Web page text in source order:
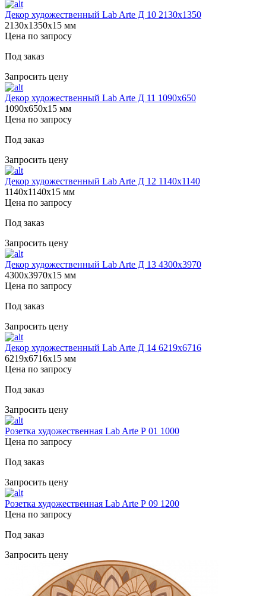
Декор художественный Lab Arte Д 10 2130х1350
2130х1350х15 мм
Цена по запросу
Под заказ
Запросить цену
Декор художественный Lab Arte Д 11 1090х650
1090х650х15 мм
Цена по запросу
Под заказ
Запросить цену
Декор художественный Lab Arte Д 12 1140х1140
1140х1140х15 мм
Цена по запросу
Под заказ
Запросить цену
Декор художественный Lab Arte Д 13 4300х3970
4300х3970х15 мм
Цена по запросу
Под заказ
Запросить цену
Декор художественный Lab Arte Д 14 6219х6716
6219х6716х15 мм
Цена по запросу
Под заказ
Запросить цену
Розетка художественная Lab Arte Р 01 1000
Цена по запросу
Под заказ
Запросить цену
Розетка художественная Lab Arte Р 09 1200
Цена по запросу
Под заказ
Запросить цену